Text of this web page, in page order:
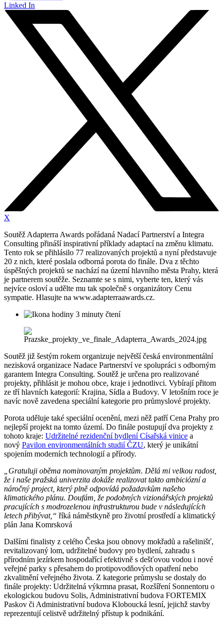
Linked In
X
Soutěž Adapterra Awards pořádaná Nadací Partnerství a Integra
Consulting přináší inspirativní příklady adaptací na změnu klimatu.
Tento rok se přihlásilo 77 realizovaných projektů a nyní představuje
20 z nich, které poslala odborná porota do finále. Dva z těchto
úspěšných projektů se nachází na území hlavního města Prahy, která
je partnerem soutěže. Seznamte se s nimi, vyberte ten, který vás
nejvíce osloví a udělte mu tak společně s organizátory Cenu
sympatie. Hlasujte na www.adapterraawards.cz.
3 minuty čtení
Soutěž již šestým rokem organizuje největší česká environmentální
nezisková organizace Nadace Partnerství ve spolupráci s odborným
garantem Integra Consulting. Soutěž je určena pro realizované
projekty, přihlásit je mohou obce, kraje i jednotlivci. Vybírají přitom
ze tří hlavních kategorií: Krajina, Sídla a Budovy. V letošním roce je
navíc nově zavedena speciální kategorie pro průmyslové projekty.
Porota uděluje také speciální ocenění, mezi něž patří Cena Prahy pro
nejlepší projekt na tomto území. Do finále postupují dva projekty z
tohoto kraje: Udržitelné rezidenční bydlení Císařská vinice a
nový Pavilon environmentálních studií ČZU, který je unikátní
spojením moderních technologií a přírody.
„Gratuluji oběma nominovaným projektům. Dělá mi velkou radost,
že i naše pražská univerzita dokáže realizovat takto ambiciózní a
náročný project, který plně odpovídá požadavkům našeho
klimatického plánu. Doufám, že podobných vizionářských projektů
pracujících s modrozelenou infrastrukturou bude v následujících
letech přibývat,“ říká náměstkyně pro životní prostředí a klimatický
plán Jana Komrsková
Dalšími finalisty z celého Česka jsou obnovy mokřadů a rašelinišť,
revitalizovaný lom, udržitelné budovy pro bydlení, zahradu s
přírodním jezírkem hospodařící efektivně s dešťovou vodou i nové
veřejné parky s přesahem do protipovodňových opatření nebo
zkvalitnění veřejného života. Z kategorie průmyslu se dostaly do
finále projekty: Udržitelná výkrmna prasat, Rozšíření Sonnentoru o
ekologickou budovu Solis, Administrativní budova FORTEMIX
Paskov či Administrativní budova Kloboucká lesní, jejichž stavby
reprezentují celistvě udržitelný přístup k podnikání.